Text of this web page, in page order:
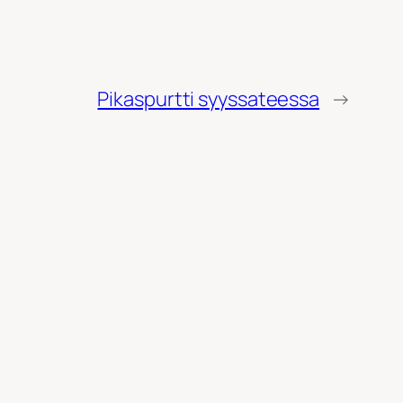
Pikaspurtti syyssateessa →